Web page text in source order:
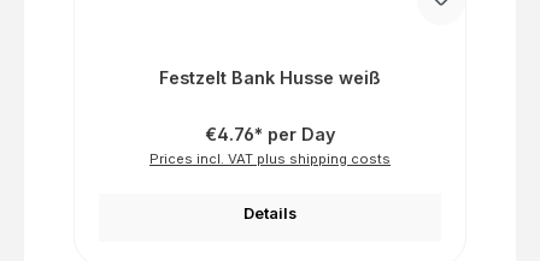
Festzelt Bank Husse weiß
€4.76* per Day
Prices incl. VAT plus shipping costs
Details